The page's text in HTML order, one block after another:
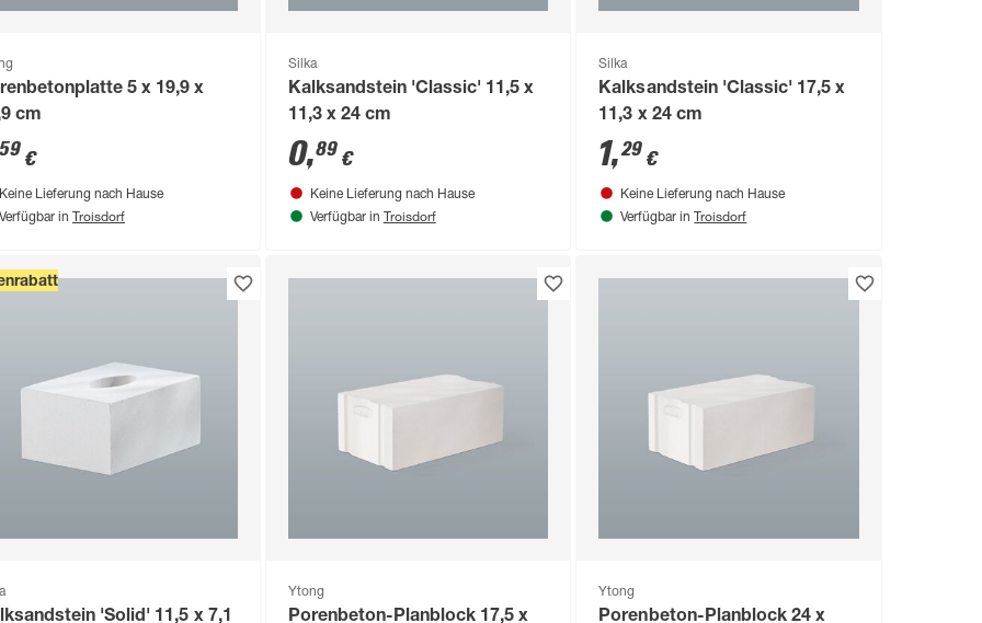
5 x 19,9 x
cm
59 €
Keine Lieferung nach Hause
Verfügbar in Troisdorf
Silka
Kalksandstein 'Classic' 11,5 x
11,3 x 24 cm
0,89€
Keine Lieferung nach Hause
Verfügbar in Troisdorf
Silka
Kalksandstein 'Classic' 17,5 x
11,3 x 24 cm
1,29 €
Keine Lieferung nach Hause
Verfügbar in Troisdorf
'Solid' 11,5 x 7,1
Ytong
Porenbeton-Planblock 17,5 x
Ytong
Porenbeton-Planblock 24 x